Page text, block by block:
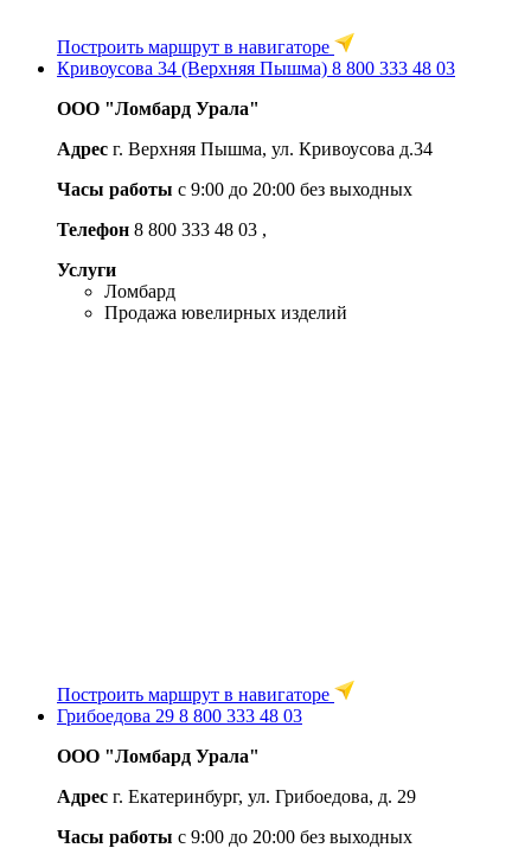
Построить маршрут в навигаторе
Кривоусова 34 (Верхняя Пышма) 8 800 333 48 03
ООО "Ломбард Урала"
Адрес г. Верхняя Пышма, ул. Кривоусова д.34
Часы работы с 9:00 до 20:00 без выходных
Телефон 8 800 333 48 03 ,
Услуги
Ломбард
Продажа ювелирных изделий
Построить маршрут в навигаторе
Грибоедова 29 8 800 333 48 03
ООО "Ломбард Урала"
Адрес г. Екатеринбург, ул. Грибоедова, д. 29
Часы работы с 9:00 до 20:00 без выходных